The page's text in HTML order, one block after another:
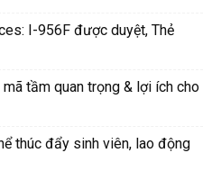
I-956F được duyệt, Thẻ
tầm quan trọng & lợi ích cho
thúc đẩy sinh viên, lao động